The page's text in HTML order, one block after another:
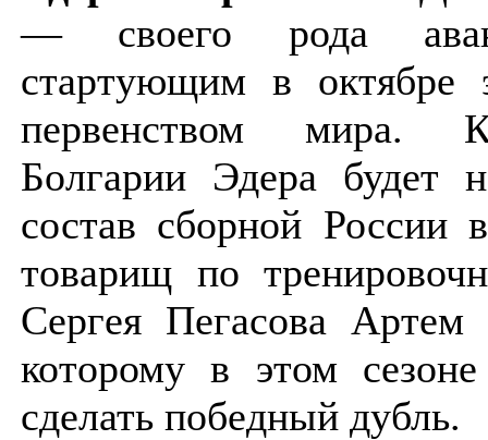
— своего рода
стартующим в октябре
первенством мира.
Болгарии Эдера будет
состав сборной России
товарищ по
Сергея Пегасова Артем
которому в этом
сделать победный дубль.